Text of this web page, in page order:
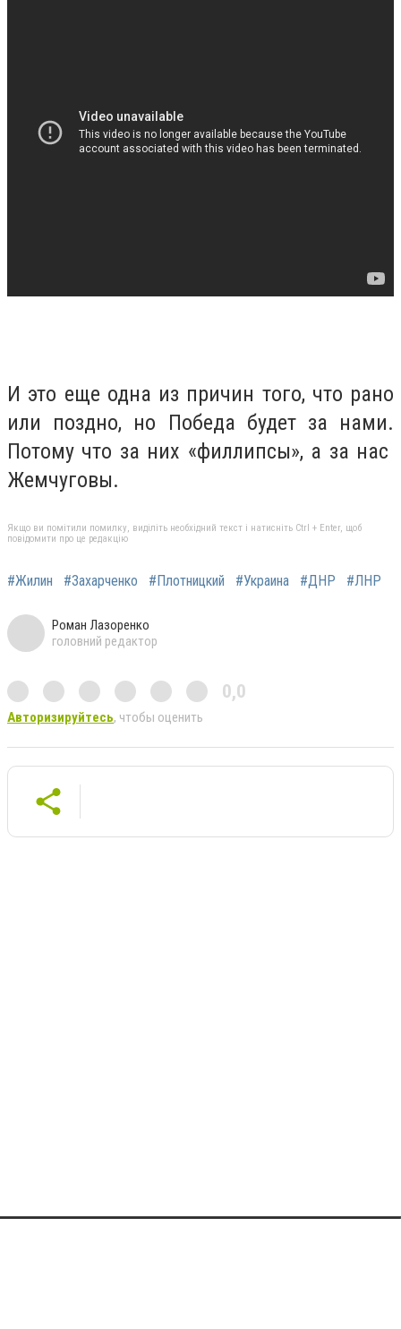
И это еще одна из причин того, что рано
или поздно, но Победа будет за нами.
Потому что за них «филлипсы», а за нас
Жемчуговы.
Якщо ви помітили помилку, виділіть необхідний текст і натисніть Ctrl + Enter, щоб
повідомити про це редакцію
#Жилин #Захарченко #Плотницкий #Украина #ДНР #ЛНР
Роман Лазоренко
головний редактор
0,0
Авторизируйтесь, чтобы оценить